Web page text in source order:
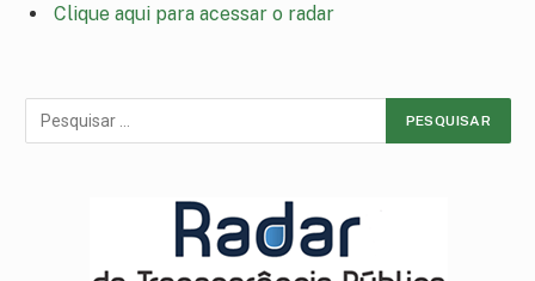
Clique aqui para acessar o radar